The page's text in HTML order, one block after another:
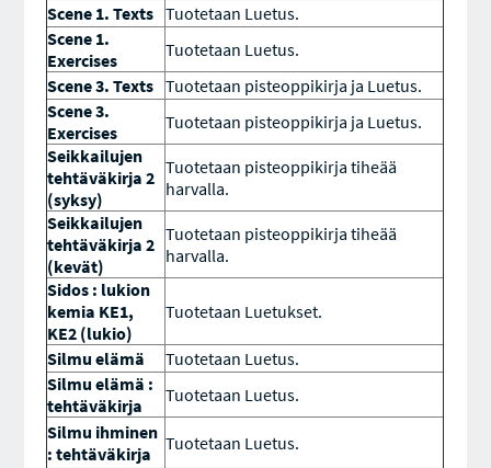
Scene 1. Texts Tuotetaan Luetus.
Scene 1.
Exercises
Tuotetaan Luetus.
Scene 3. Texts Tuotetaan pisteoppikirja ja Luetus.
Scene 3.
Exercises
Tuotetaan pisteoppikirja ja Luetus.
Seikkailujen
tehtäväkirja 2
(syksy)
Tuotetaan pisteoppikirja tiheää
harvalla.
Seikkailujen
tehtäväkirja 2
(kevät)
Tuotetaan pisteoppikirja tiheää
harvalla.
Sidos : lukion
kemia KE1,
KE2 (lukio)
Tuotetaan Luetukset.
Silmu elämä
Tuotetaan Luetus.
Silmu elämä :
tehtäväkirja
Tuotetaan Luetus.
Silmu ihminen
: tehtäväkirja
Tuotetaan Luetus.